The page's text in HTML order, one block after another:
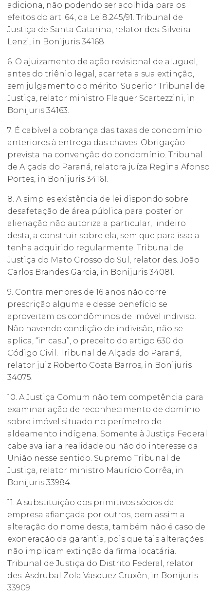
adiciona, não podendo ser acolhida para os
efeitos do art. 64, da Lei8.245/91. Tribunal de
Justiça de Santa Catarina, relator des. Silveira
Lenzi, in Bonijuris 34168.
6. O ajuizamento de ação revisional de aluguel,
antes do triênio legal, acarreta a sua extinção,
sem julgamento do mérito. Superior Tribunal de
Justiça, relator ministro Flaquer Scartezzini, in
Bonijuris 34163.
7. É cabível a cobrança das taxas de condomínio
anteriores à entrega das chaves. Obrigação
prevista na convenção do condomínio. Tribunal
de Alçada do Paraná, relatora juíza Regina Afonso
Portes, in Bonijuris 34161.
8. A simples existência de lei dispondo sobre
desafetação de área pública para posterior
alienação não autoriza a particular, lindeiro
desta, a construir sobre ela, sem que para isso a
tenha adquirido regularmente. Tribunal de
Justiça do Mato Grosso do Sul, relator des. João
Carlos Brandes Garcia, in Bonijuris 34081.
9. Contra menores de 16 anos não corre
prescrição alguma e desse benefício se
aproveitam os condôminos de imóvel indiviso.
Não havendo condição de indivisão, não se
aplica, “in casu”, o preceito do artigo 630 do
Código Civil. Tribunal de Alçada do Paraná,
relator juiz Roberto Costa Barros, in Bonijuris
34075.
10. A Justiça Comum não tem competência para
examinar ação de reconhecimento de domínio
sobre imóvel situado no perímetro de
aldeamento indígena. Somente à Justiça Federal
cabe avaliar a realidade ou não do interesse da
União nesse sentido. Supremo Tribunal de
Justiça, relator ministro Maurício Corrêa, in
Bonijuris 33984.
11. A substituição dos primitivos sócios da
empresa afiançada por outros, bem assim a
alteração do nome desta, também não é caso de
exoneração da garantia, pois que tais alterações
não implicam extinção da firma locatária.
Tribunal de Justiça do Distrito Federal, relator
des. Asdrubal Zola Vasquez Cruxên, in Bonijuris
33909.